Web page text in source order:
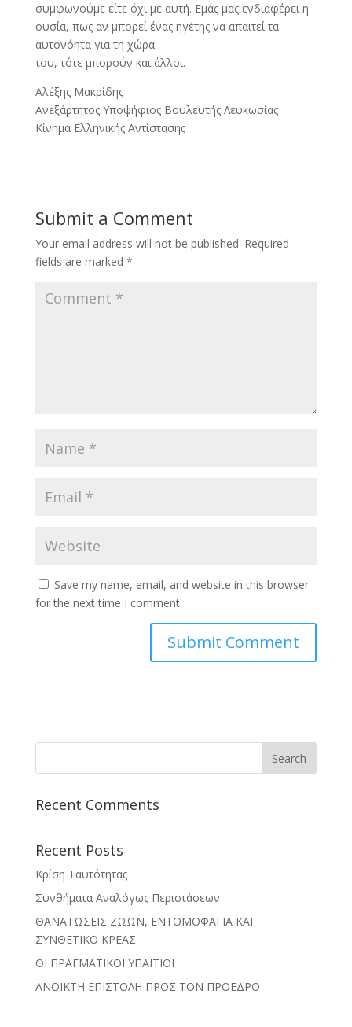
συμφωνούμε είτε όχι με αυτή. Εμάς μας ενδιαφέρει η
ουσία, πως αν μπορεί ένας ηγέτης να απαιτεί τα
αυτονόητα για τη χώρα
του, τότε μπορούν και άλλοι.
Αλέξης Μακρίδης
Ανεξάρτητος Υποψήφιος Βουλευτής Λευκωσίας
Κίνημα Ελληνικής Αντίστασης
Submit a Comment
Your email address will not be published. Required
fields are marked *
Save my name, email, and website in this browser
for the next time I comment.
Recent Comments
Recent Posts
Κρίση Ταυτότητας
Συνθήματα Αναλόγως Περιστάσεων
ΘΑΝΑΤΩΣΕΙΣ ΖΩΩΝ, ΕΝΤΟΜΟΦΑΓΙΑ ΚΑΙ
ΣΥΝΘΕΤΙΚΟ ΚΡΕΑΣ
ΟΙ ΠΡΑΓΜΑΤΙΚΟΙ ΥΠΑΙΤΙΟΙ
ΑΝΟΙΚΤΗ ΕΠΙΣΤΟΛΗ ΠΡΟΣ ΤΟΝ ΠΡΟΕΔΡΟ